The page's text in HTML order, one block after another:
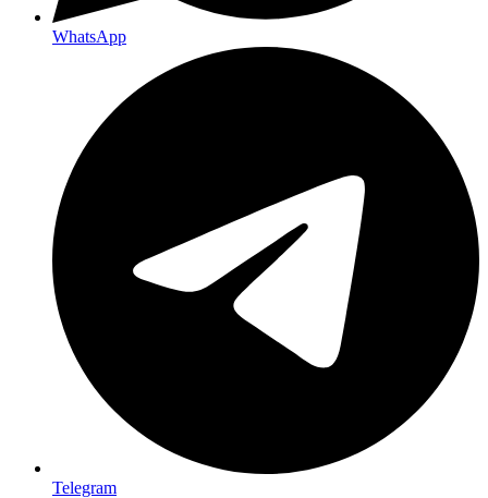
WhatsApp
Telegram